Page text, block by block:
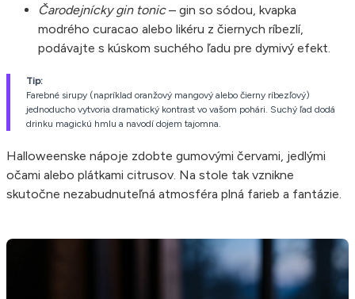
Čarodejnícky gin tonic– gin so sódou, kvapka
modrého curacao alebo likéru z čiernych ríbezlí,
podávajte s kúskom suchého ľadu pre dymivý efekt.
Tip:
Farebné sirupy (napríklad oranžový mangový alebo čierny ríbezľový)
jednoducho vytvoria dramatický kontrast vo vašom pohári. Suchý ľad dodá
drinku magickú hmlu a navodí dojem tajomna.
Halloweenske nápoje zdobte gumovými červami, jedlými
očami alebo plátkami citrusov. Na stole tak vznikne
skutočne nezabudnuteľná atmosféra plná farieb a fantázie.